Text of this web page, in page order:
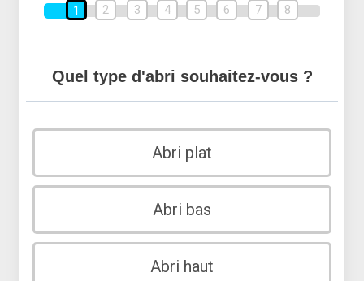
1 2 3 4 5 6 7 8
Quel type d'abri souhaitez-vous ?
Abri plat
Abri bas
Abri haut